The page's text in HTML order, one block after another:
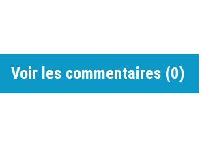
Voir les commentaires (0)